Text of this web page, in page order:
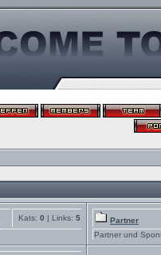
Kats: 0 | Links: 5
Partner
Partner und